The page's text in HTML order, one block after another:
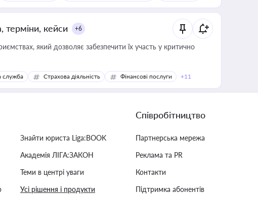
терміни, кейси +6
який дозволяє забезпечити їх участь у критично
служба Страхова діяльність Фінансові послуги +11
Знайти юриста Liga:BOOK
Академія ЛІГА:ЗАКОН
Теми в центрі уваги
Усі рішення і продукти
Співробітництво
Партнерська мережа
Реклама та PR
Контакти
Підтримка абонентів